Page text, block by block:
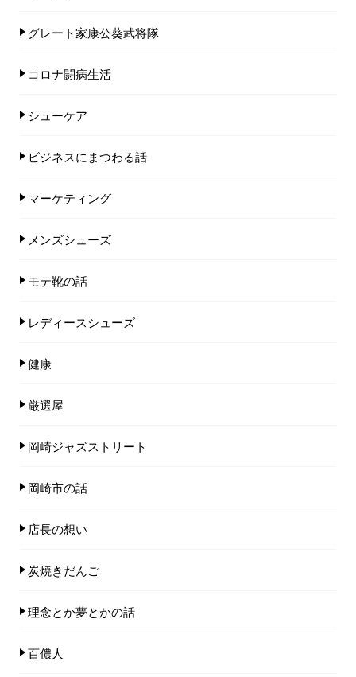
グレート家康公葵武将隊
コロナ闘病生活
シューケア
ビジネスにまつわる話
マーケティング
メンズシューズ
モテ靴の話
レディースシューズ
健康
厳選屋
岡崎ジャズストリート
岡崎市の話
店長の想い
炭焼きだんご
理念とか夢とかの話
百儂人